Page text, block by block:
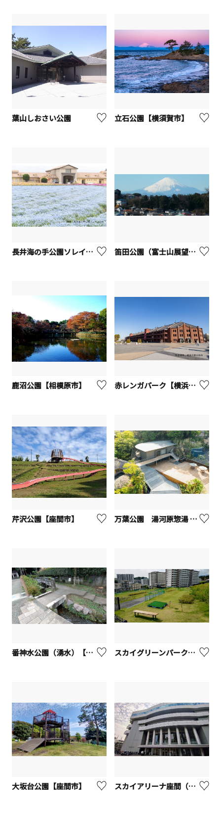
葉山しおさい公園 立石公園【横須賀市】
長井海の手公園ソレイユの丘 笛田公園（富士山展望）【鎌倉市】
鹿沼公園【相模原市】 赤レンガパーク【横浜市】
芹沢公園【座間市】 万葉公園 湯河原惣湯 Books and Retreat【湯河原町】
番神水公園（湧水）【座間市】 スカイグリーンパーク【座間市】
大坂台公園【座間市】 スカイアリーナ座間（市民体育館）【座間市】